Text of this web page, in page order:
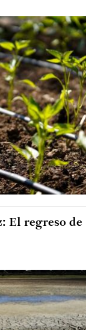
El regreso de